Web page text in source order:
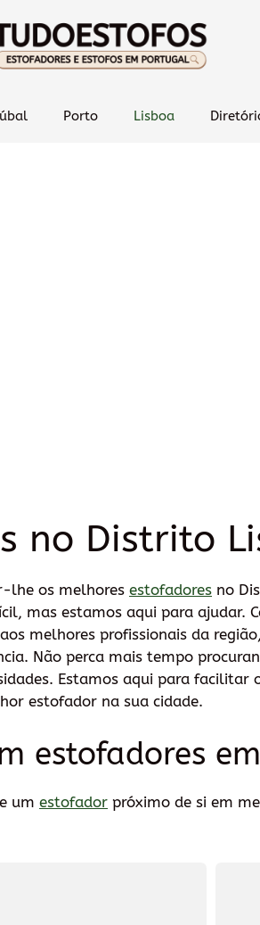
Porto Lisboa
no Distrito
lhe os melhores estofadores no
mas estamos aqui para ajudar.
melhores profissionais da
Não perca mais tempo
Estamos aqui para facilitar
estofador na sua cidade.
estofadores
um estofador próximo de si em